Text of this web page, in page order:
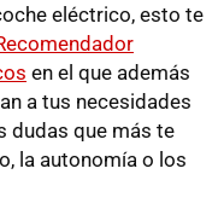
eléctrico, esto te
en el que además
a tus necesidades
dudas que más te
la autonomía o los